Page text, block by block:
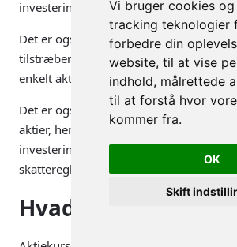
Vi bruger cookies og
tracking teknologier
forbedre din
website, til at vise
indhold, målrettede
til at forstå hvor
kommer fra.
OK
Skift
investeringseksperters udtalelser om
Det er også vigtigt, at du diversificerer
tilstræber at undgå at blive for
enkelt aktie, selvom du tror på, at den
Det er også vigtigt at forstå risikoen
aktier, herunder risikoen for tab af hele
investeringer, samt at du overholder
skatteregler.
Hvad koster en